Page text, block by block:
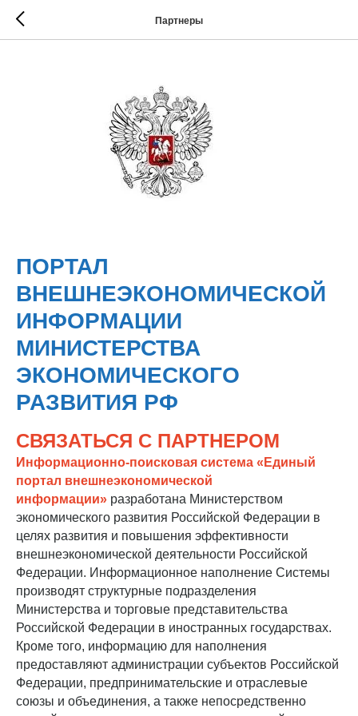
Партнеры
ПОРТАЛ
ВНЕШНЕЭКОНОМИЧЕСКОЙ
ИНФОРМАЦИИ
МИНИСТЕРСТВА
ЭКОНОМИЧЕСКОГО
РАЗВИТИЯ РФ
СВЯЗАТЬСЯ С ПАРТНЕРОМ
Информационно-поисковая система «Единый
портал внешнеэкономической
информации» разработана Министерством
экономического развития Российской Федерации в
целях развития и повышения эффективности
внешнеэкономической деятельности Российской
Федерации. Информационное наполнение Системы
производят структурные подразделения
Министерства и торговые представительства
Российской Федерации в иностранных государствах.
Кроме того, информацию для наполнения
предоставляют администрации субъектов Российской
Федерации, предпринимательские и отраслевые
союзы и объединения, а также непосредственно